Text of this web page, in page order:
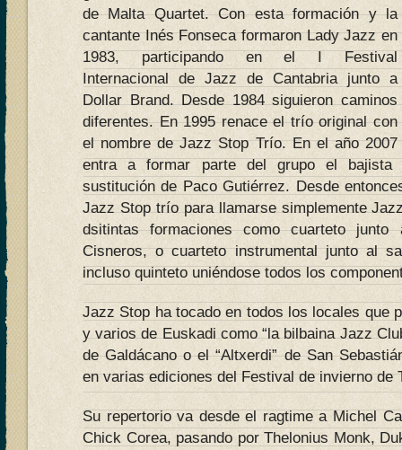
de Malta Quartet. Con esta formación y la
cantante Inés Fonseca formaron Lady Jazz en
1983, participando en el I Festival
Internacional de Jazz de Cantabria junto a
Dollar Brand. Desde 1984 siguieron caminos
diferentes. En 1995 renace el trío original con
el nombre de Jazz Stop Trío. En el año 2007
entra a formar parte del grupo el bajista
sustitución de Paco Gutiérrez. Desde
Jazz Stop trío para llamarse simplemente
dsitintas formaciones como cuarteto
Cisneros, o cuarteto instrumental junto al
incluso quinteto uniéndose todos los
Jazz Stop ha tocado en todos los locales que
y varios de Euskadi como “la bilbaina Jazz
de Galdácano o el “Altxerdi” de San
en varias ediciones del Festival de invierno de
Su repertorio va desde el ragtime a Michel
Chick Corea, pasando por Thelonius Monk,